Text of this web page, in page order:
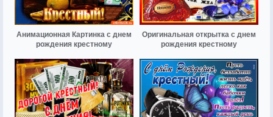
Анимационная Картинка с днем
рождения крестному
Оригинальная открытка с днем
рождения крестному